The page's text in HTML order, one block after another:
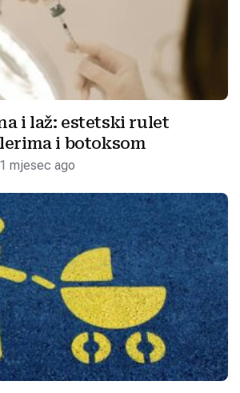
i laž: estetski rulet
i botoksom
1 mjesec ago